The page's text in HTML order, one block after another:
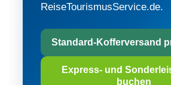
ReiseTourismusService.de.
Standard-Kofferversand
Express- und
buchen